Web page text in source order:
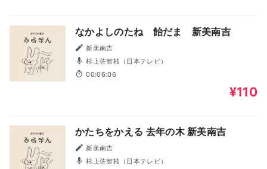
なかよしのたね 飴だま 新美南吉
新美南吉
杉上佐智枝（日本テレビ）
00:06:06
¥110
かたちをかえる 去年の木 新美南吉
新美南吉
杉上佐智枝（日本テレビ）